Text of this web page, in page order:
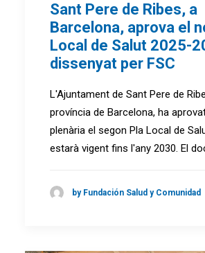
Sant Pere de Ribes, a
Barcelona, ​​aprova el
Local de Salut 2025-
dissenyat per FSC
L'Ajuntament de Sant Pere de
província de Barcelona, ​​ha
plenària el segon Pla Local de
estarà vigent fins l'any 2030. El
by Fundación Salud y Comunidad